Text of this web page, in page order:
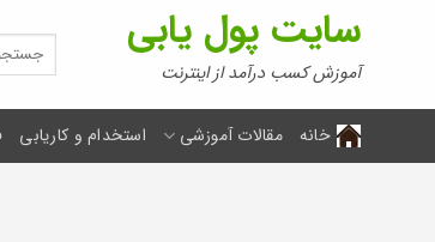
سایت پول یابی
آموزش کسب درآمد از اینترنت
جستجو
برای:
خانه مقالات آموزشی استخدام و کاریابی